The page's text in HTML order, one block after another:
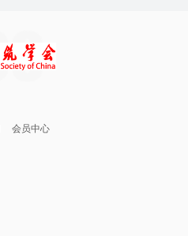
会员中心